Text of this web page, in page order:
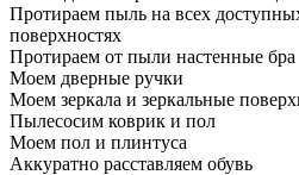
Протираем пыль на всех
поверхностях
Протираем от пыли настенные бра
Моем дверные ручки
Моем зеркала и зеркальные
Пылесосим коврик и пол
Моем пол и плинтуса
Аккуратно расставляем обувь